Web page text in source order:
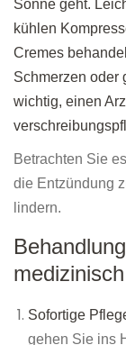
Sonne geht.
kühlen
Cremes
Schmerzen oder
wichtig, einen
Betrachten Sie
die Entzündung
lindern.
medizinisch
Sofortige
gehen Sie ins